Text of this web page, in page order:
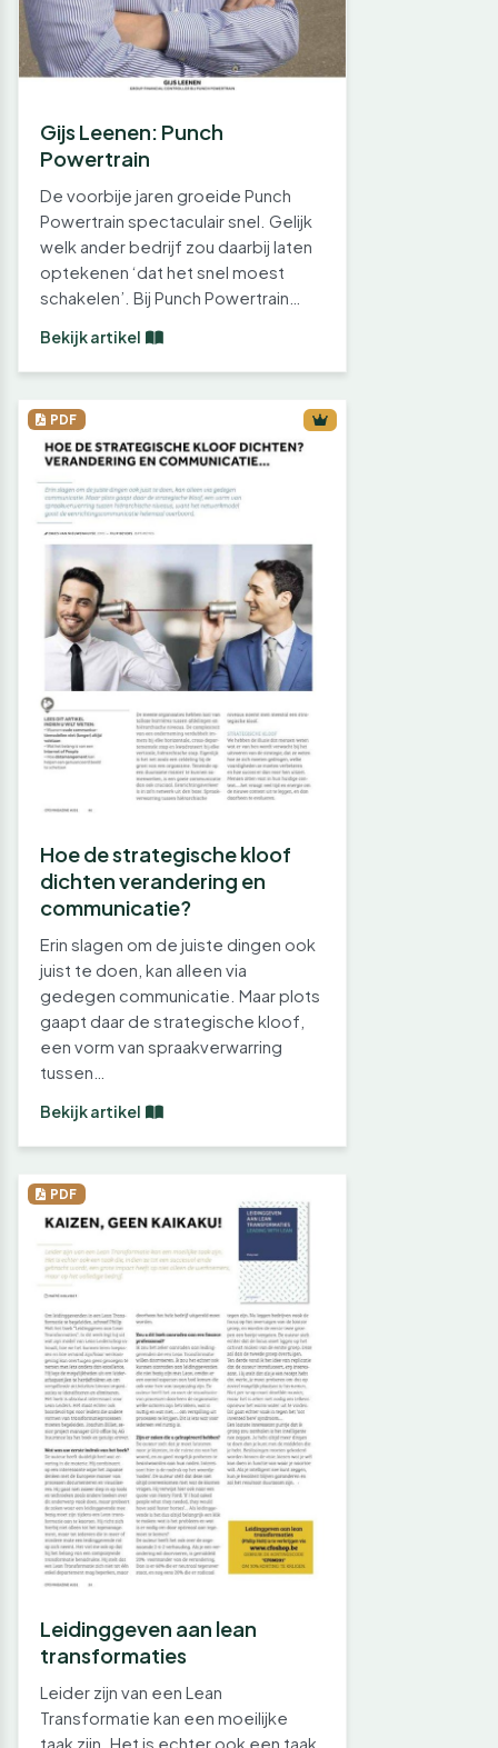
Gijs Leenen: Punch
Powertrain
De voorbije jaren groeide Punch
Powertrain spectaculair snel. Gelijk
welk ander bedrijf zou daarbij laten
optekenen ‘dat het snel moest
schakelen’. Bij Punch Powertrain…
Bekijk artikel
PDF
Hoe de strategische kloof
dichten verandering en
communicatie?
Erin slagen om de juiste dingen ook
juist te doen, kan alleen via
gedegen communicatie. Maar plots
gaapt daar de strategische kloof,
een vorm van spraakverwarring
tussen…
Bekijk artikel
PDF
Leidinggeven aan lean
transformaties
Leider zijn van een Lean
Transformatie kan een moeilijke
taak zijn. Het is echter ook een taak